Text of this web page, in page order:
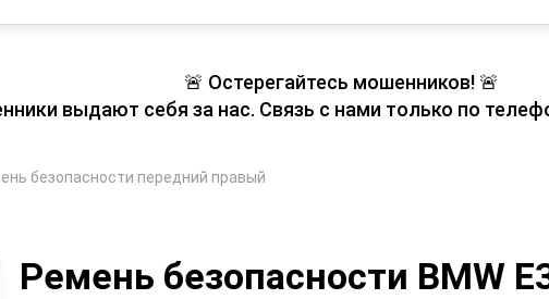
🚨 Остерегайтесь мошенников! 🚨
выдают себя за нас. Связь с нами только по
безопасности передний правый
Ремень безопасности BMW